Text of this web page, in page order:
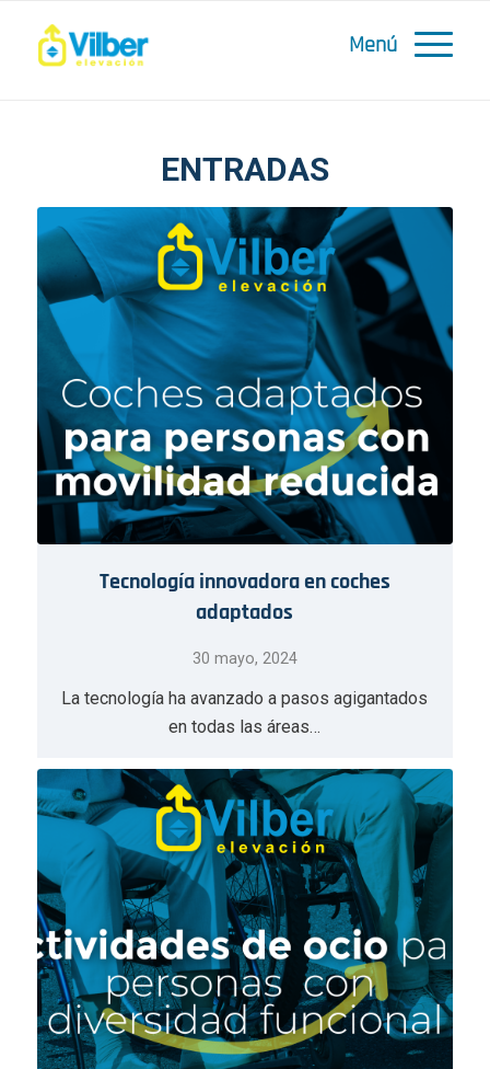
ENTRADAS
Tecnología innovadora en coches
adaptados
30 mayo, 2024
La tecnología ha avanzado a pasos agigantados
en todas las áreas…